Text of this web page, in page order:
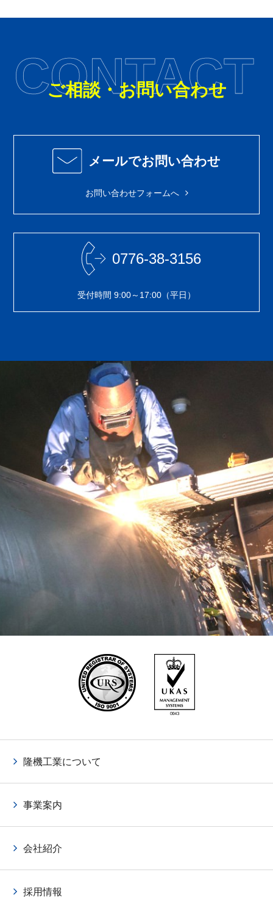
ご相談・お問い合わせ
メールでお問い合わせ
お問い合わせフォームへ
0776-38-3156
受付時間 9:00～17:00（平日）
隆機工業について
事業案内
会社紹介
採用情報